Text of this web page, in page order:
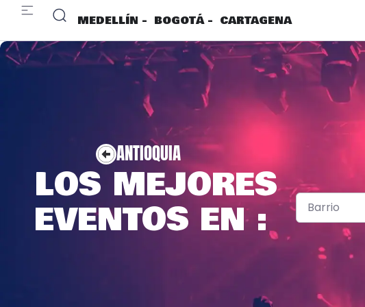
MEDELLÍN - BOGOTÁ - CARTAGENA
ANTIOQUIA
LOS MEJORES
EVENTOS EN : Barrio